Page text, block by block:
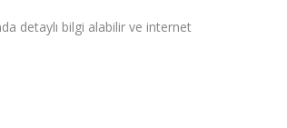
detaylı bilgi alabilir ve internet